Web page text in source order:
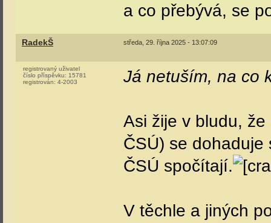
a co přebývá, se
RadekŠ středa, 29. října 2025 - 13:07:09
registrovaný uživatel
číslo příspěvku: 15781
registrován: 4-2003 Já netuším, na co
Asi žije v bludu,
ČSÚ) se
ČSÚ spočítají.
V těchle a jiných